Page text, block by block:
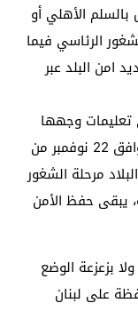
الأهلي أو
الرئاسي فيما
امن البلد عبر
وجهها
للعسكريين بمناسبة عيد الاستقلال 79 الموافق 22 نوفمبر من
مرحلة الشغور
يبقى حفظ الأمن
بزعزعة الوضع
على لبنان